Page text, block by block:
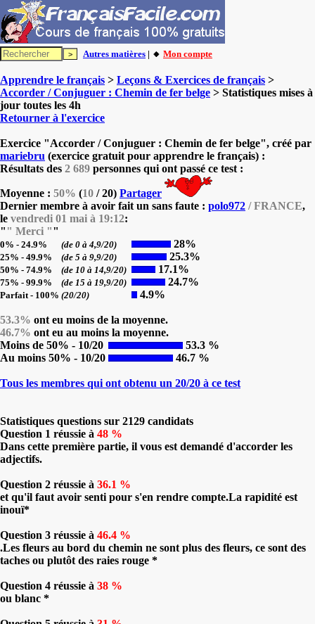
Autres matières | 🔸 Mon compte
Apprendre le français > Leçons & Exercices de français >
Accorder / Conjuguer : Chemin de fer belge > Statistiques mises à
jour toutes les 4h
Retourner à l'exercice
Exercice "Accorder / Conjuguer : Chemin de fer belge", créé par
mariebru (exercice gratuit pour apprendre le français) :
Résultats des 2 689 personnes qui ont passé ce test :
Moyenne : 50% (10 / 20) Partager
Dernier membre à avoir fait un sans faute : polo972 / FRANCE,
le vendredi 01 mai à 19:12:
" " Merci ""
0% - 24.9% (de 0 à 4,9/20) 28%
25% - 49.9% (de 5 à 9,9/20) 25.3%
50% - 74.9% (de 10 à 14,9/20) 17.1%
75% - 99.9% (de 15 à 19,9/20) 24.7%
Parfait - 100% (20/20) 4.9%
53.3% ont eu moins de la moyenne.
46.7% ont eu au moins la moyenne.
Moins de 50% - 10/20
53.3 %
Au moins 50% - 10/20
46.7 %
Tous les membres qui ont obtenu un 20/20 à ce test
Statistiques questions sur 2129 candidats
Question 1 réussie à 48 %
Dans cette première partie, il vous est demandé d'accorder les
adjectifs.
Question 2 réussie à 36.1 %
et qu'il faut avoir senti pour s'en rendre compte.La rapidité est
inouï*
Question 3 réussie à 46.4 %
.Les fleurs au bord du chemin ne sont plus des fleurs, ce sont des
taches ou plutôt des raies rouge *
Question 4 réussie à 38 %
ou blanc *